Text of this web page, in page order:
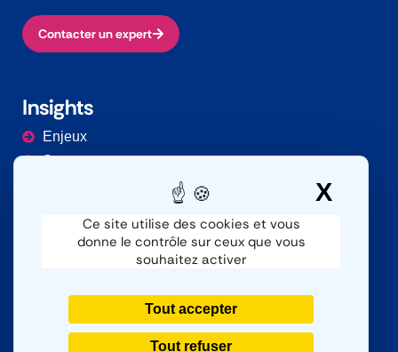
Ce site utilise des cookies et vous
donne le contrôle sur ceux que vous
souhaitez activer
Tout accepter
Tout refuser
X
Contacter un expert
Insights
Enjeux
Secteurs
Contacter
SAV
Nous rejoindre